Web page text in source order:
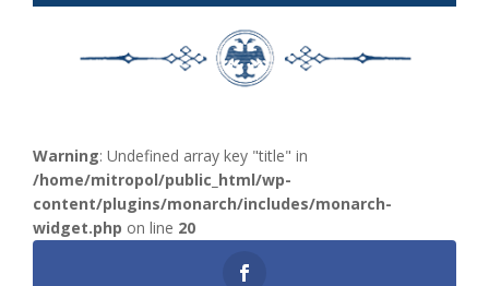
Warning: Undefined array key "title" in
/home/mitropol/public_html/wp-
content/plugins/monarch/includes/monarch-
widget.php on line 20